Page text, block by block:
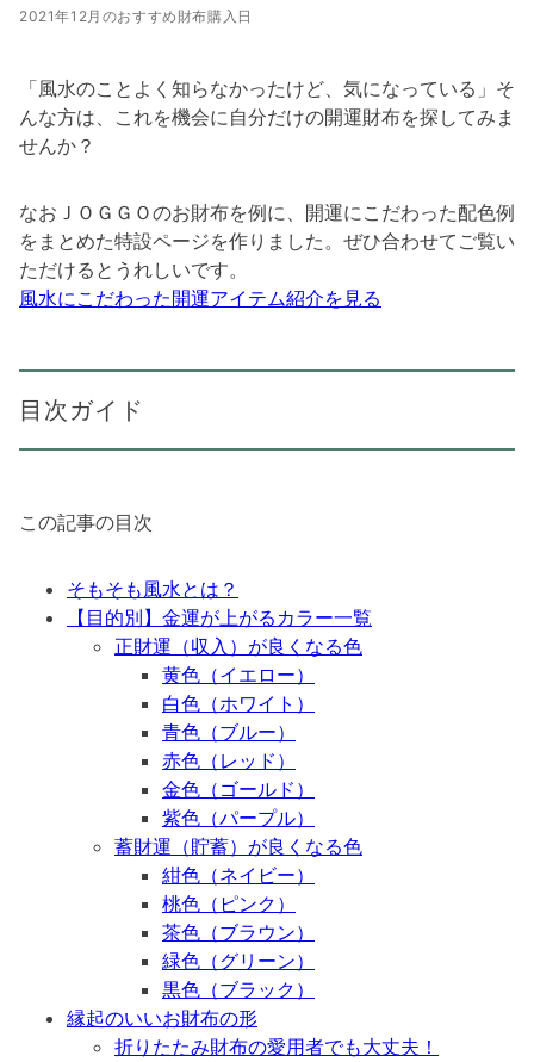
2021年12月のおすすめ財布購入日
「風水のことよく知らなかったけど、気になっている」そ
んな方は、これを機会に自分だけの開運財布を探してみま
せんか？
なおＪＯＧＧＯのお財布を例に、開運にこだわった配色例
をまとめた特設ページを作りました。ぜひ合わせてご覧い
ただけるとうれしいです。
風水にこだわった開運アイテム紹介を見る
目次ガイド
この記事の目次
そもそも風水とは？
【目的別】金運が上がるカラー一覧
正財運（収入）が良くなる色
黄色（イエロー）
白色（ホワイト）
青色（ブルー）
赤色（レッド）
金色（ゴールド）
紫色（パープル）
蓄財運（貯蓄）が良くなる色
紺色（ネイビー）
桃色（ピンク）
茶色（ブラウン）
緑色（グリーン）
黒色（ブラック）
縁起のいいお財布の形
折りたたみ財布の愛用者でも大丈夫！